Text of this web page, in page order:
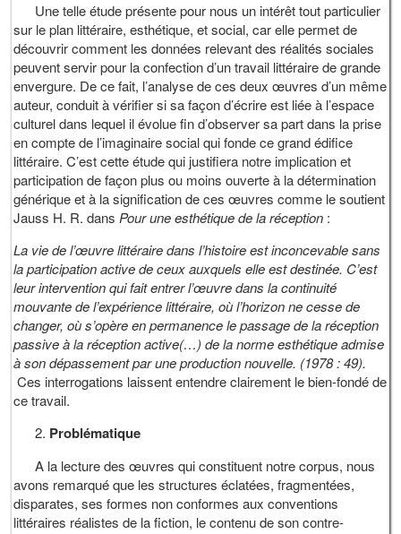
Une telle étude présente pour nous un intérêt tout particulier
sur le plan littéraire, esthétique, et social, car elle permet de
découvrir comment les données relevant des réalités sociales
peuvent servir pour la confection d’un travail littéraire de grande
envergure. De ce fait, l’analyse de ces deux œuvres d’un même
auteur, conduit à vérifier si sa façon d’écrire est liée à l’espace
culturel dans lequel il évolue fin d’observer sa part dans la prise
en compte de l’imaginaire social qui fonde ce grand édifice
littéraire. C’est cette étude qui justifiera notre implication et
participation de façon plus ou moins ouverte à la détermination
générique et à la signification de ces œuvres comme le soutient
Jauss H. R. dans Pour une esthétique de la réception :
La vie de l’œuvre littéraire dans l’histoire est inconcevable sans
la participation active de ceux auxquels elle est destinée. C’est
leur intervention qui fait entrer l’œuvre dans la continuité
mouvante de l’expérience littéraire, où l’horizon ne cesse de
changer, où s’opère en permanence le passage de la réception
passive à la réception active(…) de la norme esthétique admise
à son dépassement par une production nouvelle. (1978 : 49).
Ces interrogations laissent entendre clairement le bien-fondé de
ce travail.
Problématique
A la lecture des œuvres qui constituent notre corpus, nous
avons remarqué que les structures éclatées, fragmentées,
disparates, ses formes non conformes aux conventions
littéraires réalistes de la fiction, le contenu de son contre-